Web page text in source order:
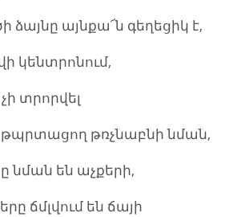
այնքա՜ն գեղեցիկ է,
կենտրոնում,
տրորվել
թռչնաբնի նման,
նման են աչքերի,
ճմլվում են ճայի